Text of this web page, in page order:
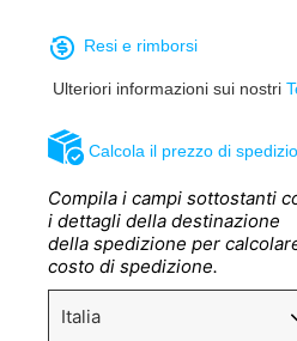
Calcola il prezzo di
Compila i campi sottostanti
i dettagli della destinazione
della spedizione per
costo di spedizione.
Resi e rimborsi
Ulteriori informazioni sui nostri